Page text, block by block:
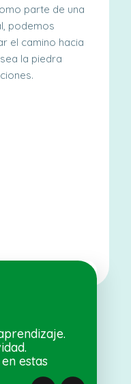
estas
parte de una
podemos
el camino hacia
la piedra